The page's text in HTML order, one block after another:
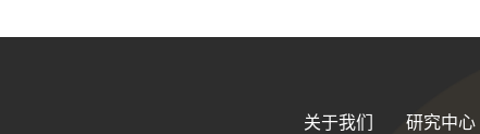
（三）大连商品交易所及郑州商品交易所：
关于我们 研究中心